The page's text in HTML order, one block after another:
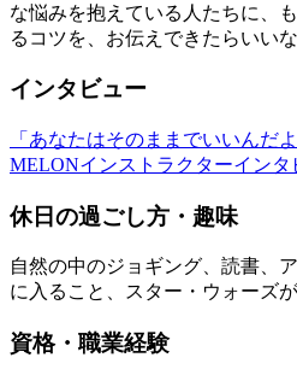
な悩みを抱えている人たちに、
るコツを、お伝えできたらいい
インタビュー
「あなたはそのままでいいんだ
MELONインストラクターイン
休日の過ごし方・趣味
自然の中のジョギング、読書、
に入ること、スター・ウォーズ
資格・職業経験